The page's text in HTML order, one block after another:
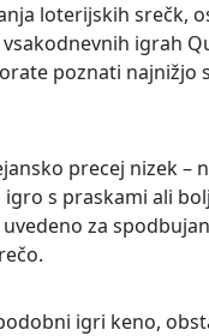
loterijskih srečk,
igrah
poznati najnižjo
precej nizek –
s praskami ali
za
igri keno,